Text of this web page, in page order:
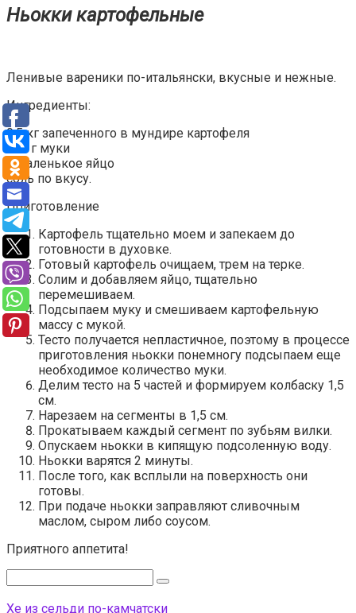
Ньокки картофельные
Ленивые вареники по-итальянски, вкусные и нежные.
Ингредиенты:
0,5 кг запеченного в мундире картофеля
150 г муки
1 маленькое яйцо
соль по вкусу.
Приготовление
Картофель тщательно моем и запекаем до
готовности в духовке.
Готовый картофель очищаем, трем на терке.
Солим и добавляем яйцо, тщательно
перемешиваем.
Подсыпаем муку и смешиваем картофельную
массу с мукой.
Тесто получается непластичное, поэтому в процессе
приготовления ньокки понемногу подсыпаем еще
необходимое количество муки.
Делим тесто на 5 частей и формируем колбаску 1,5
см.
Нарезаем на сегменты в 1,5 см.
Прокатываем каждый сегмент по зубьям вилки.
Опускаем ньoкки в кипящую подсоленную воду.
Ньoкки варятся 2 минуты.
После того, как всплыли на поверхность они
готовы.
При подаче ньокки заправляют сливочным
маслом, сыром либо соусом.
Приятного аппетита!
Хе из сельди по-камчатски